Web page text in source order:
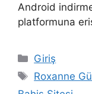
Android
platformuna
Kategoriler
Giriş
Etiketler
Roxanne